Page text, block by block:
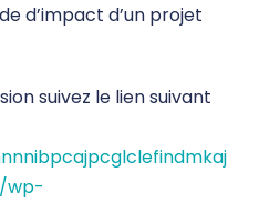
d’impact d’un projet
suivez le lien suivant
wp-